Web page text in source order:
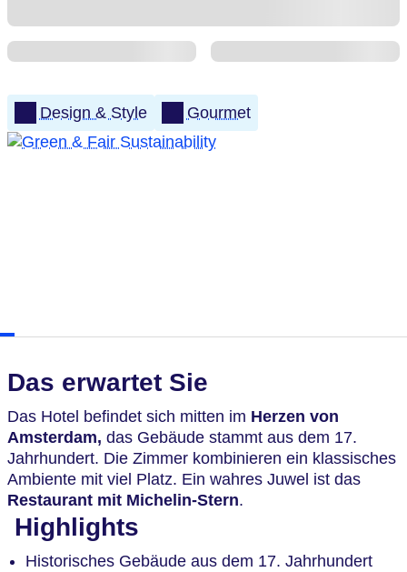
Design & Style Gourmet
Das erwartet Sie
Das Hotel befindet sich mitten im Herzen von
Amsterdam, das Gebäude stammt aus dem 17.
Jahrhundert. Die Zimmer kombinieren ein klassisches
Ambiente mit viel Platz. Ein wahres Juwel ist das
Restaurant mit Michelin-Stern.
Highlights
Historisches Gebäude aus dem 17. Jahrhundert